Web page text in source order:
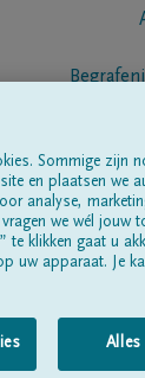
© DELA
Sommige zijn
en plaatsen we
analyse,
we wél jouw
te klikken gaat u
uw apparaat. Je